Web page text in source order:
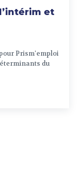
et
Prism'emploi
du